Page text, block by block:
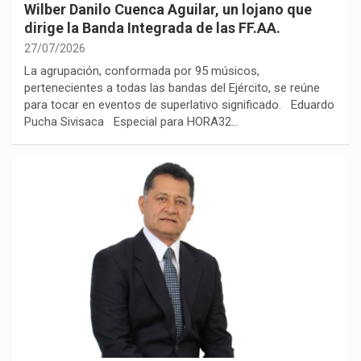
Wilber Danilo Cuenca Aguilar, un lojano que
dirige la Banda Integrada de las FF.AA.
27/07/2026
La agrupación, conformada por 95 músicos,
pertenecientes a todas las bandas del Ejército, se reúne
para tocar en eventos de superlativo significado. Eduardo
Pucha Sivisaca Especial para HORA32…